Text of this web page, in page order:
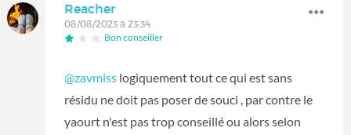
Reacher
08/08/2023 à 23:34
Bon conseiller
@zavmiss logiquement tout ce qui est sans
résidu ne doit pas poser de souci , par contre le
yaourt n'est pas trop conseillé ou alors selon